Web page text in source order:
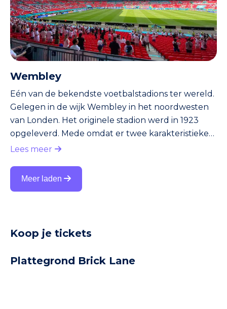
Wembley
Eén van de bekendste voetbalstadions ter wereld.
Gelegen in de wijk Wembley in het noordwesten
van Londen. Het originele stadion werd in 1923
opgeleverd. Mede omdat er twee karakteristieke
torens in het ontwerp verwerkt waren, werd het
Wembley, inclusief de torens, tegen de vlakte. In
plaats daarvan kwam er een nieuw Wembley. De
Lees meer
Meer laden
Koop je tickets
Plattegrond Brick Lane